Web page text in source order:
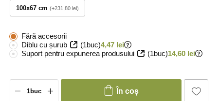
100x67 cm +231,80 lei
Fără accesorii
Diblu cu șurub
(1buc)4,47 lei
Suport pentru expunerea produsului
(1buc)14,60 lei
În coș